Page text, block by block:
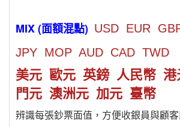
MIX (面額混點) USD EUR
JPY MOP AUD CAD TWD
美元 歐元 英鎊 人民幣
門元 澳洲元 加元 臺幣
辨識每張鈔票面值，方便收銀員與顧